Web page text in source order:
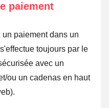
paiement
un paiement dans un
toujours par le
avec un
ou un cadenas en haut